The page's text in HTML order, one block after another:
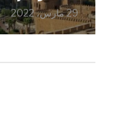
29 مارس، 2022